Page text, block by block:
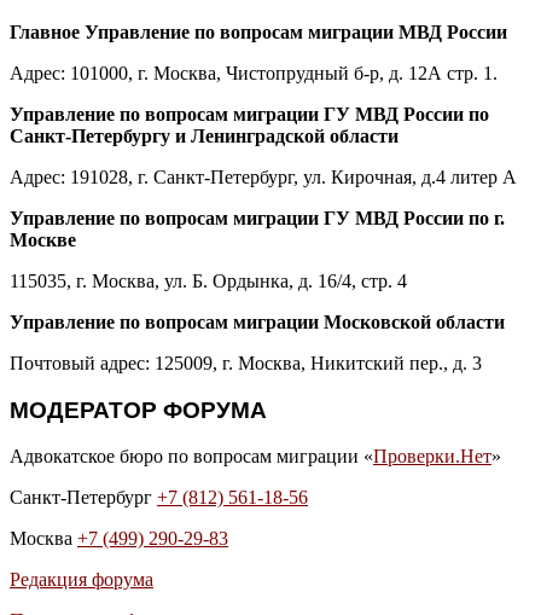
Главное Управление по вопросам миграции МВД России
Адрес: 101000, г. Москва, Чистопрудный б-р, д. 12А стр. 1.
Управление по вопросам миграции ГУ МВД России по
Санкт-Петербургу и Ленинградской области
Адрес: 191028, г. Санкт-Петербург, ул. Кирочная, д.4 литер А
Управление по вопросам миграции ГУ МВД России по г.
Москве
115035, г. Москва, ул. Б. Ордынка, д. 16/4, стр. 4
Управление по вопросам миграции Московской области
Почтовый адрес: 125009, г. Москва, Никитский пер., д. 3
МОДЕРАТОР ФОРУМА
Адвокатское бюро по вопросам миграции «Проверки.Нет»
Санкт-Петербург +7 (812) 561-18-56
Москва +7 (499) 290-29-83
Редакция форума